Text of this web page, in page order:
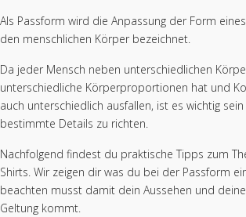
Als Passform wird die Anpassung der Form
den menschlichen Körper bezeichnet.
Da jeder Mensch neben unterschiedlichen
unterschiedliche Körperproportionen hat und
auch unterschiedlich ausfallen, ist es wichtig
bestimmte Details zu richten.
Nachfolgend findest du praktische Tipps zum
Shirts. Wir zeigen dir was du bei der Passform
beachten musst damit dein Aussehen und
Geltung kommt.